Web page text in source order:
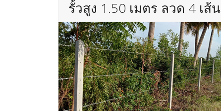
รั้วสูง 1.50 เมตร ลวด 4 เส้น